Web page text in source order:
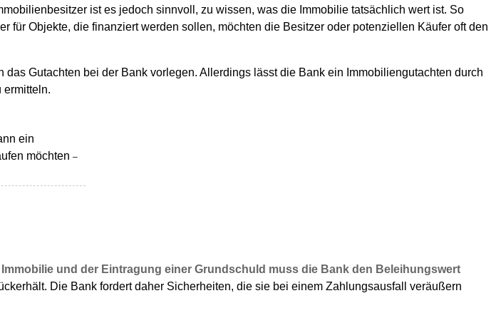
ist es jedoch sinnvoll, zu wissen, was die Immobilie tatsächlich wert ist. So
für Objekte, die finanziert werden sollen, möchten die Besitzer oder potenziellen Käufer oft den
Gutachten bei der Bank vorlegen. Allerdings lässt die Bank ein Immobiliengutachten durch
ermitteln.
ein
möchten –
und der Eintragung einer Grundschuld muss die Bank den Beleihungswert
Die Bank fordert daher Sicherheiten, die sie bei einem Zahlungsausfall veräußern